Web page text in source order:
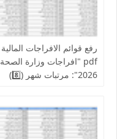
رفع قوائم الافراجات المالية
pdf "افراجات وزارة الصحة
2026": مرتبات شهر (8️⃣)
الوطني للبحوث الطبية
والكليات التقنية والمعاهد